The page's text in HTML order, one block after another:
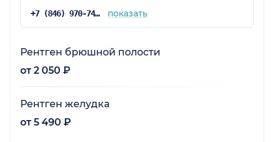
+7 (846) 970-74-29 показать
Рентген брюшной полости
от 2 050 ₽
Рентген желудка
от 5 490 ₽